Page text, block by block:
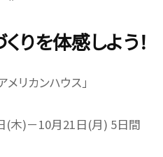
りを体感しよう！
メリカンハウス」
(木)－10月21日(月) 5日間